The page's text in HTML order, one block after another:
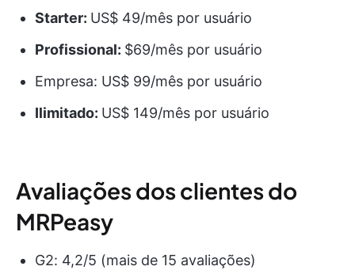
Starter: US$ 49/mês por usuário
Profissional: $69/mês por usuário
Empresa: US$ 99/mês por usuário
Ilimitado: US$ 149/mês por usuário
Avaliações dos clientes do
MRPeasy
G2: 4,2/5 (mais de 15 avaliações)